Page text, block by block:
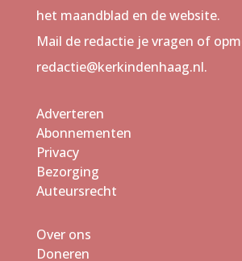
het maandblad en de website.
Mail de redactie je vragen of
redactie@kerkindenhaag.nl.
Adverteren
Abonnementen
Privacy
Bezorging
Auteursrecht
Over ons
Doneren